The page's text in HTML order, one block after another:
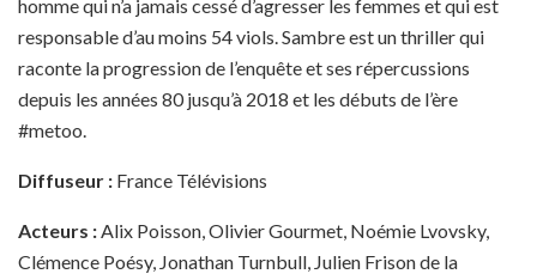
homme qui n’a jamais cessé d’agresser les femmes et qui est
responsable d’au moins 54 viols. Sambre est un thriller qui
raconte la progression de l’enquête et ses répercussions
depuis les années 80 jusqu’à 2018 et les débuts de l’ère
#metoo.
Diffuseur : France Télévisions
Acteurs :Alix Poisson, Olivier Gourmet, Noémie Lvovsky,
Clémence Poésy, Jonathan Turnbull, Julien Frison de la